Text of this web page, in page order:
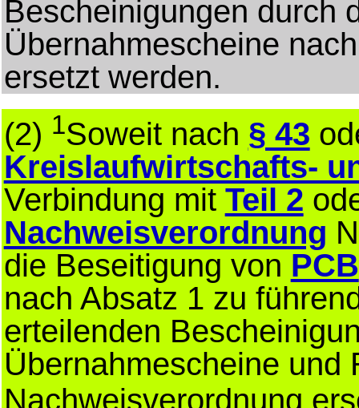
Bescheinigungen durch
Übernahmescheine
ersetzt werden.
(2) 1Soweit nach § 43
Kreislaufwirtschafts-
Verbindung mit Teil 2
Nachweisverordnung
die Beseitigung von PCB
nach Absatz 1 zu
erteilenden
Übernahmescheine und
Nachweisverordnung